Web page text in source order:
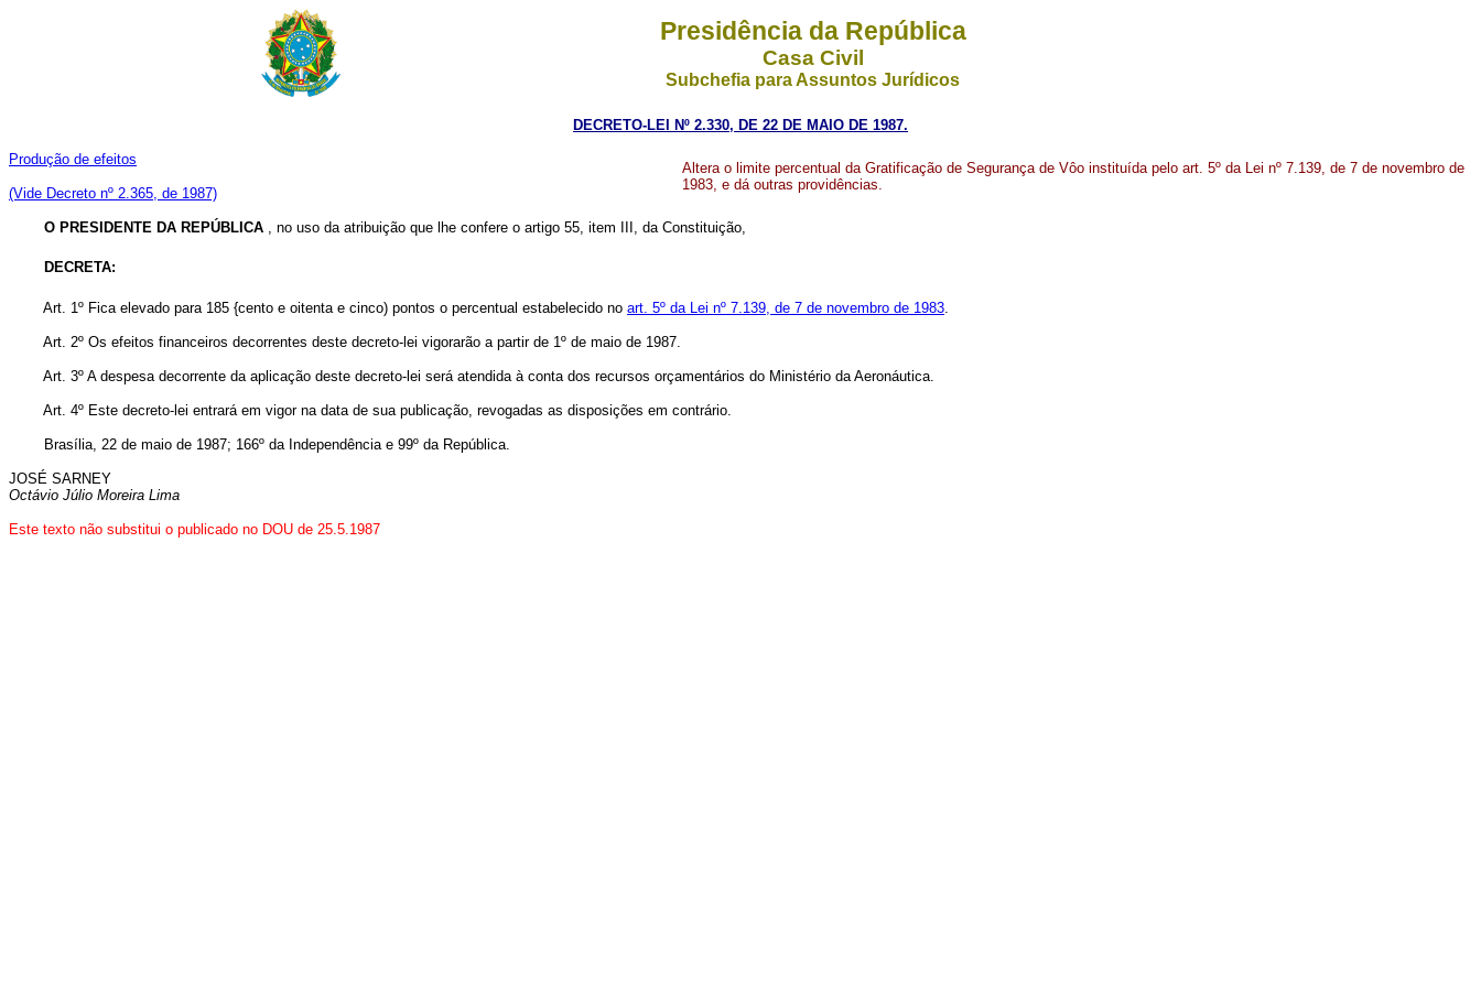
Presidência da República
Casa Civil
Subchefia para Assuntos Jurídicos
DECRETO-LEI Nº 2.330, DE 22 DE MAIO DE 1987.
Produção de efeitos
(Vide Decreto nº 2.365, de 1987)
Altera o limite percentual da Gratificação de Segurança de Vôo instituída pelo art. 5º da Lei nº 7.139, de 7 de novembro de
1983, e dá outras providências.
O PRESIDENTE DA REPÚBLICA , no uso da atribuição que lhe confere o artigo 55, item III, da Constituição,
DECRETA:
Art. 1º Fica elevado para 185 {cento e oitenta e cinco) pontos o percentual estabelecido no art. 5º da Lei nº 7.139, de 7 de novembro de 1983
Art. 2º Os efeitos financeiros decorrentes deste decreto-lei vigorarão a partir de 1º de maio de 1987.
Art. 3º A despesa decorrente da aplicação deste decreto-lei será atendida à conta dos recursos orçamentários do Ministério da Aeronáutica.
Art. 4º Este decreto-lei entrará em vigor na data de sua publicação, revogadas as disposições em contrário.
Brasília, 22 de maio de 1987; 166º da Independência e 99º da República.
JOSÉ SARNEY
Octávio Júlio Moreira Lima
Este texto não substitui o publicado no DOU de 25.5.1987